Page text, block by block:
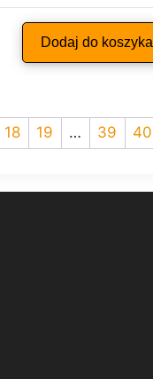
Dodaj do koszyka
18 19 … 39 40